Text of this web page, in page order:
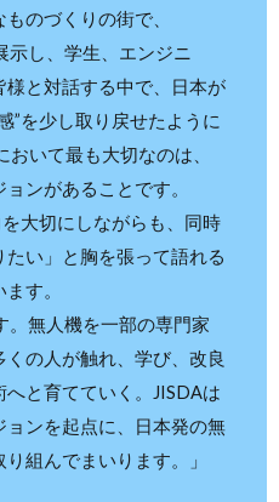
のづくりの街で、
示し、学生、エンジニ
と対話する中で、日本が
”を少し取り戻せたように
いて最も大切なのは、
ンがあることです。
大切にしながらも、同時
い」と胸を張って語れる
す。
。無人機を一部の専門家
の人が触れ、学び、改良
と育てていく。JISDAは
ンを起点に、日本発の無
組んでまいります。」